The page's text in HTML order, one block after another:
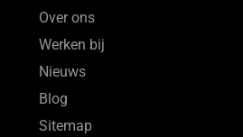
Over ons
Werken bij
Nieuws
Blog
Sitemap